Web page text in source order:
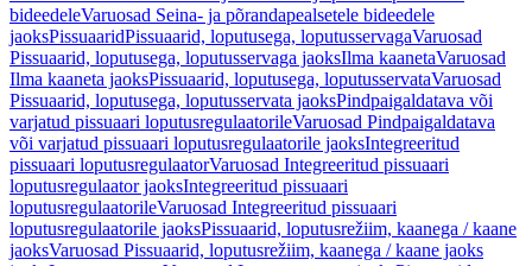
bideedeleVaruosad Seina- ja põrandapealsetele bideedele
jaoksPissuaaridPissuaarid, loputusega, loputusservagaVaruosad
Pissuaarid, loputusega, loputusservaga jaoksIlma kaanetaVaruosad
Ilma kaaneta jaoksPissuaarid, loputusega, loputusservataVaruosad
Pissuaarid, loputusega, loputusservata jaoksPindpaigaldatava või
varjatud pissuaari loputusregulaatorileVaruosad Pindpaigaldatava
või varjatud pissuaari loputusregulaatorile jaoksIntegreeritud
pissuaari loputusregulaatorVaruosad Integreeritud pissuaari
loputusregulaator jaoksIntegreeritud pissuaari
loputusregulaatorileVaruosad Integreeritud pissuaari
loputusregulaatorile jaoksPissuaarid, loputusrežiim, kaanega / kaane
jaoksVaruosad Pissuaarid, loputusrežiim, kaanega / kaane jaoks